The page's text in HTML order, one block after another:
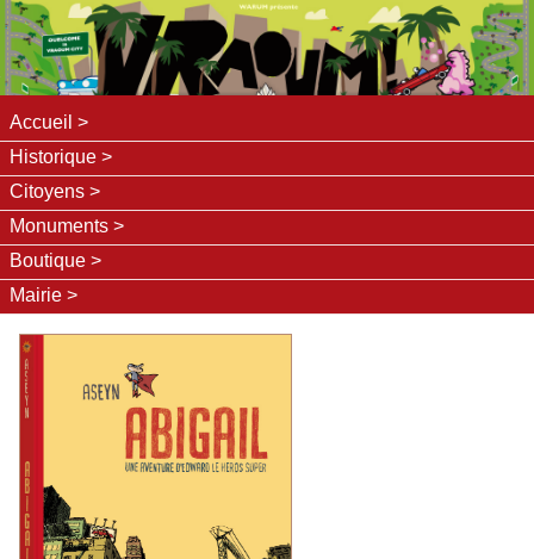
Accueil
Historique
Citoyens
Monuments
Boutique
Mairie